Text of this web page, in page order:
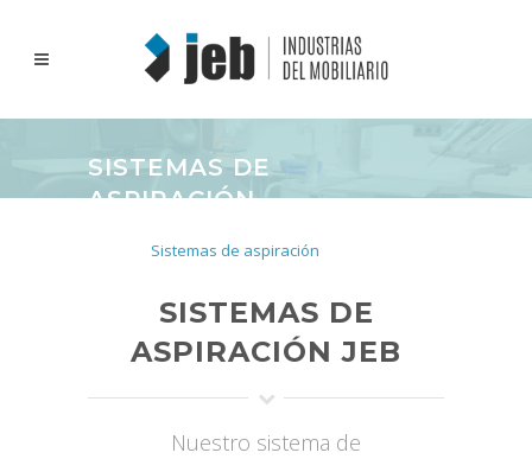
SISTEMAS DE
ASPIRACIÓN
Sistemas de aspiración
SISTEMAS DE
ASPIRACIÓN JEB
Nuestro sistema de